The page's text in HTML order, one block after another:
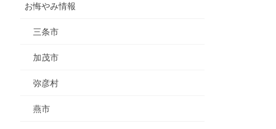
お悔やみ情報
三条市
加茂市
弥彦村
燕市